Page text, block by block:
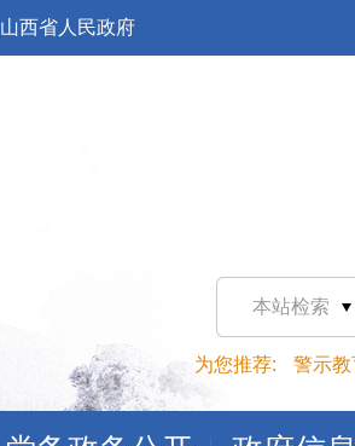
山西省人民政府
本站检索
为您推荐: 警示教